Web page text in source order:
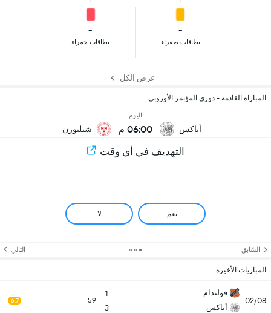
-
بطاقات صفراء
-
بطاقات حمراء
عرض الكل
المباراة القادمة - دوري المؤتمر الأوروبي
أياكس
اليوم
06:00 م شيلبورن
التهديف في أي وقت
نعم لا
السّابق التالي
المباريات الأخيرة
02/08
فولندام
أياكس
1
3
59
6.7